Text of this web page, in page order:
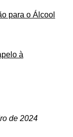
para o Álcool
à
de 2024